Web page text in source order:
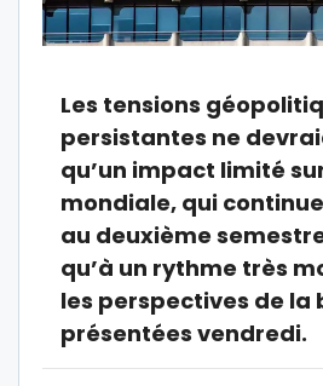
Les tensions
persistantes ne
qu’un impact limité
mondiale, qui
au deuxième
qu’à un rythme très
les perspectives de la
présentées vendredi.